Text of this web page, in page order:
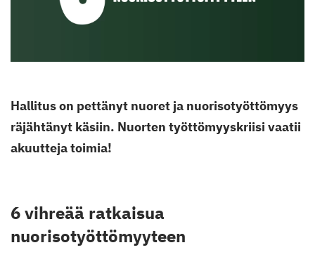
Hallitus on pettänyt nuoret ja nuorisotyöttömyys
räjähtänyt käsiin. Nuorten työttömyyskriisi vaatii
akuutteja toimia!
6 vihreää ratkaisua
nuorisotyöttömyyteen